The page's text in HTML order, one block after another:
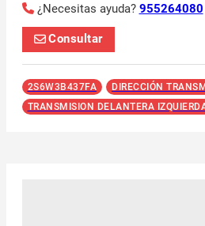
¿Necesitas ayuda? 955264080
Consultar
2S6W3B437FA
DIRECCIÓN
TRANSMISION DELANTERA